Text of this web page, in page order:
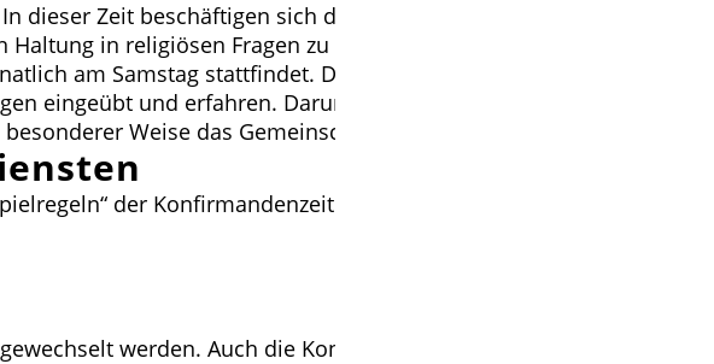
dieser Zeit beschäftigen sich die Konfis mit den zentralen
in religiösen Fragen zu kommen. Dazu ist der
am Samstag stattfindet. Die Praxis des Glaubens wird in
eingeübt und erfahren. Darunter fällt auch ein von den
Weise das Gemeinschaftsgefühl der Konfigruppen.
der Konfirmandenzeit halten. Dazu gehört die
werden. Auch die Konfirmation findet dann in dieser